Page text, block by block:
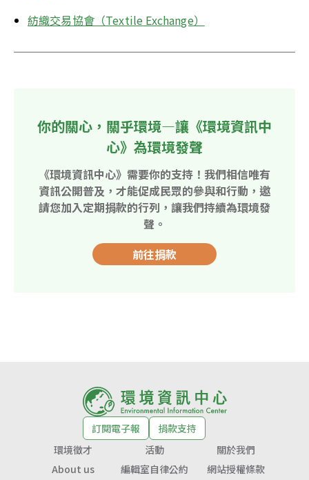
紡織交易協會（Textile Exchange）
你的關心，關乎環境—讓《環境資訊中
心》為環境發聲
《環境資訊中心》需要你的支持！我們相信唯有
資訊公開普及，才能促成民眾的參與和行動，邀
請您加入定期捐款的行列，讓我們持續為環境發
聲。
前往捐款
訂閱電子報
捐款支持
環境徵才
活動
關於我們
About us
編輯室自律公約 網站授權條款